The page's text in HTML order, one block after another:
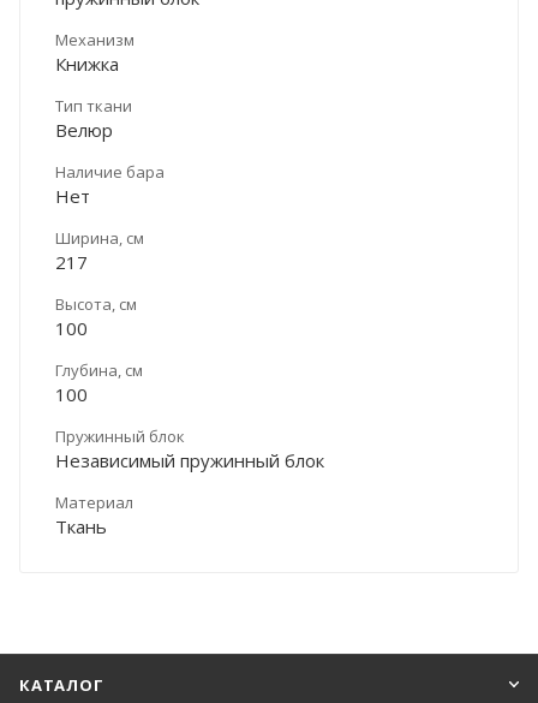
Механизм
Книжка
Тип ткани
Велюр
Наличие бара
Нет
Ширина, см
217
Высота, см
100
Глубина, см
100
Пружинный блок
Независимый пружинный блок
Материал
Ткань
КАТАЛОГ